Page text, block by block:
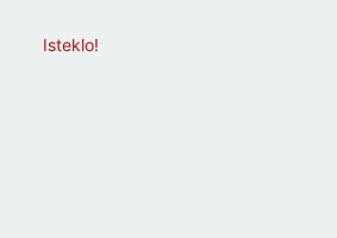
Isteklo!